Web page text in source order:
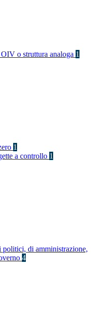
o struttura analoga 1
1
a controllo 1
di amministrazione,
4